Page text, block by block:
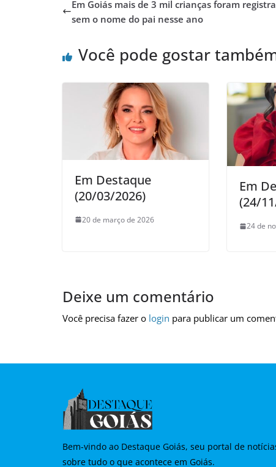
Em Goiás mais de 3 mil crianças foram
sem o nome do pai nesse ano
Você pode gostar
Em Destaque
(20/03/2026)
20 de março de 2026
Em
(24/
24 de
Deixe um comentário
Você precisa fazer o login para publicar um
Bem-vindo ao Destaque Goiás, seu portal de
sobre tudo o que acontece em Goiás.